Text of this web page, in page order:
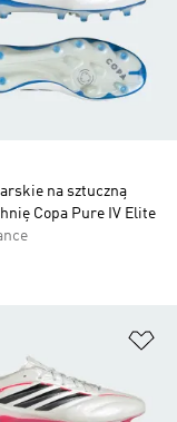
na sztuczną
Copa Pure IV Elite